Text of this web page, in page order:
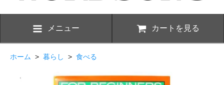
メニュー カートを見る
ホーム > 暮らし > 食べる